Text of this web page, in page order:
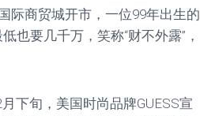
际商贸城开市，一位99年出生的
也要几千万，笑称“财不外露”，
下旬，美国时尚品牌GUESS宣